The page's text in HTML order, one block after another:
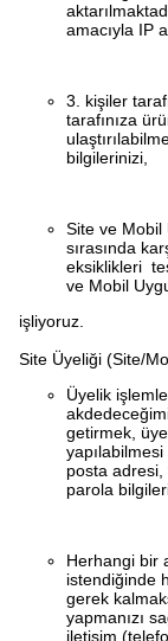
amacıyla IP
3. kişiler
tarafınıza
bilgilerinizi,
Site ve Mobil
sırasında
eksiklikleri
ve Mobil
işliyoruz.
Site Üyeliği (Site/
Üyelik
getirmek,
posta adresi,
parola
Herhangi bir
istendiğinde
gerek
yapmanızı
iletişim